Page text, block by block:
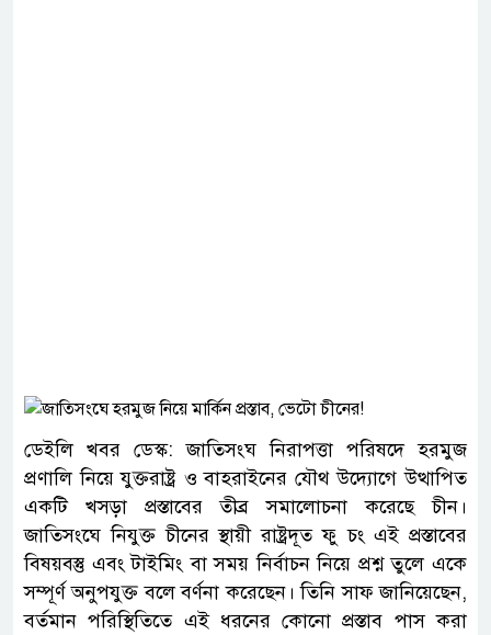
ডেইলি খবর ডেস্ক: জাতিসংঘ নিরাপত্তা পরিষদে হরমুজ
প্রণালি নিয়ে যুক্তরাষ্ট্র ও বাহরাইনের যৌথ উদ্যোগে উত্থাপিত
একটি খসড়া প্রস্তাবের তীব্র সমালোচনা করেছে চীন।
জাতিসংঘে নিযুক্ত চীনের স্থায়ী রাষ্ট্রদূত ফু চং এই প্রস্তাবের
বিষয়বস্তু এবং টাইমিং বা সময় নির্বাচন নিয়ে প্রশ্ন তুলে একে
সম্পূর্ণ অনুপযুক্ত বলে বর্ণনা করেছেন। তিনি সাফ জানিয়েছেন,
বর্তমান পরিস্থিতিতে এই ধরনের কোনো প্রস্তাব পাস করা